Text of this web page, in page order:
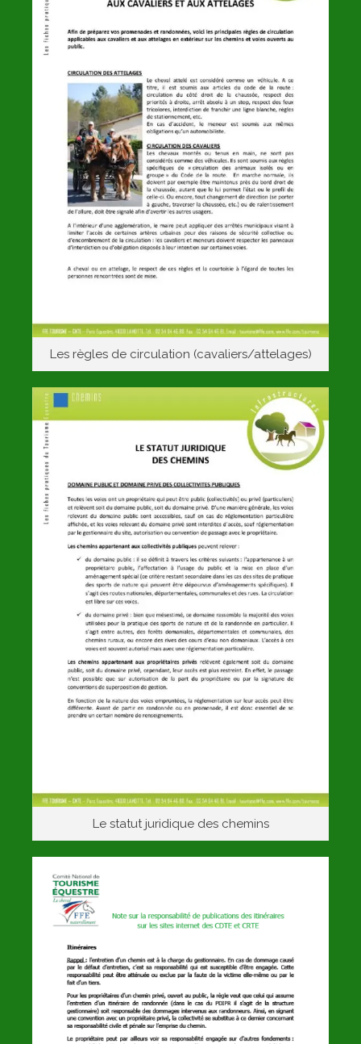
Les règles de circulation (cavaliers/attelages)
Le statut juridique des chemins